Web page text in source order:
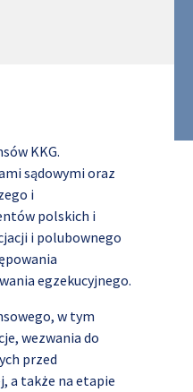
KKG.
sądowymi oraz
i
polskich i
i polubownego
egzekucyjnego.
w tym
wezwania do
przed
a także na etapie